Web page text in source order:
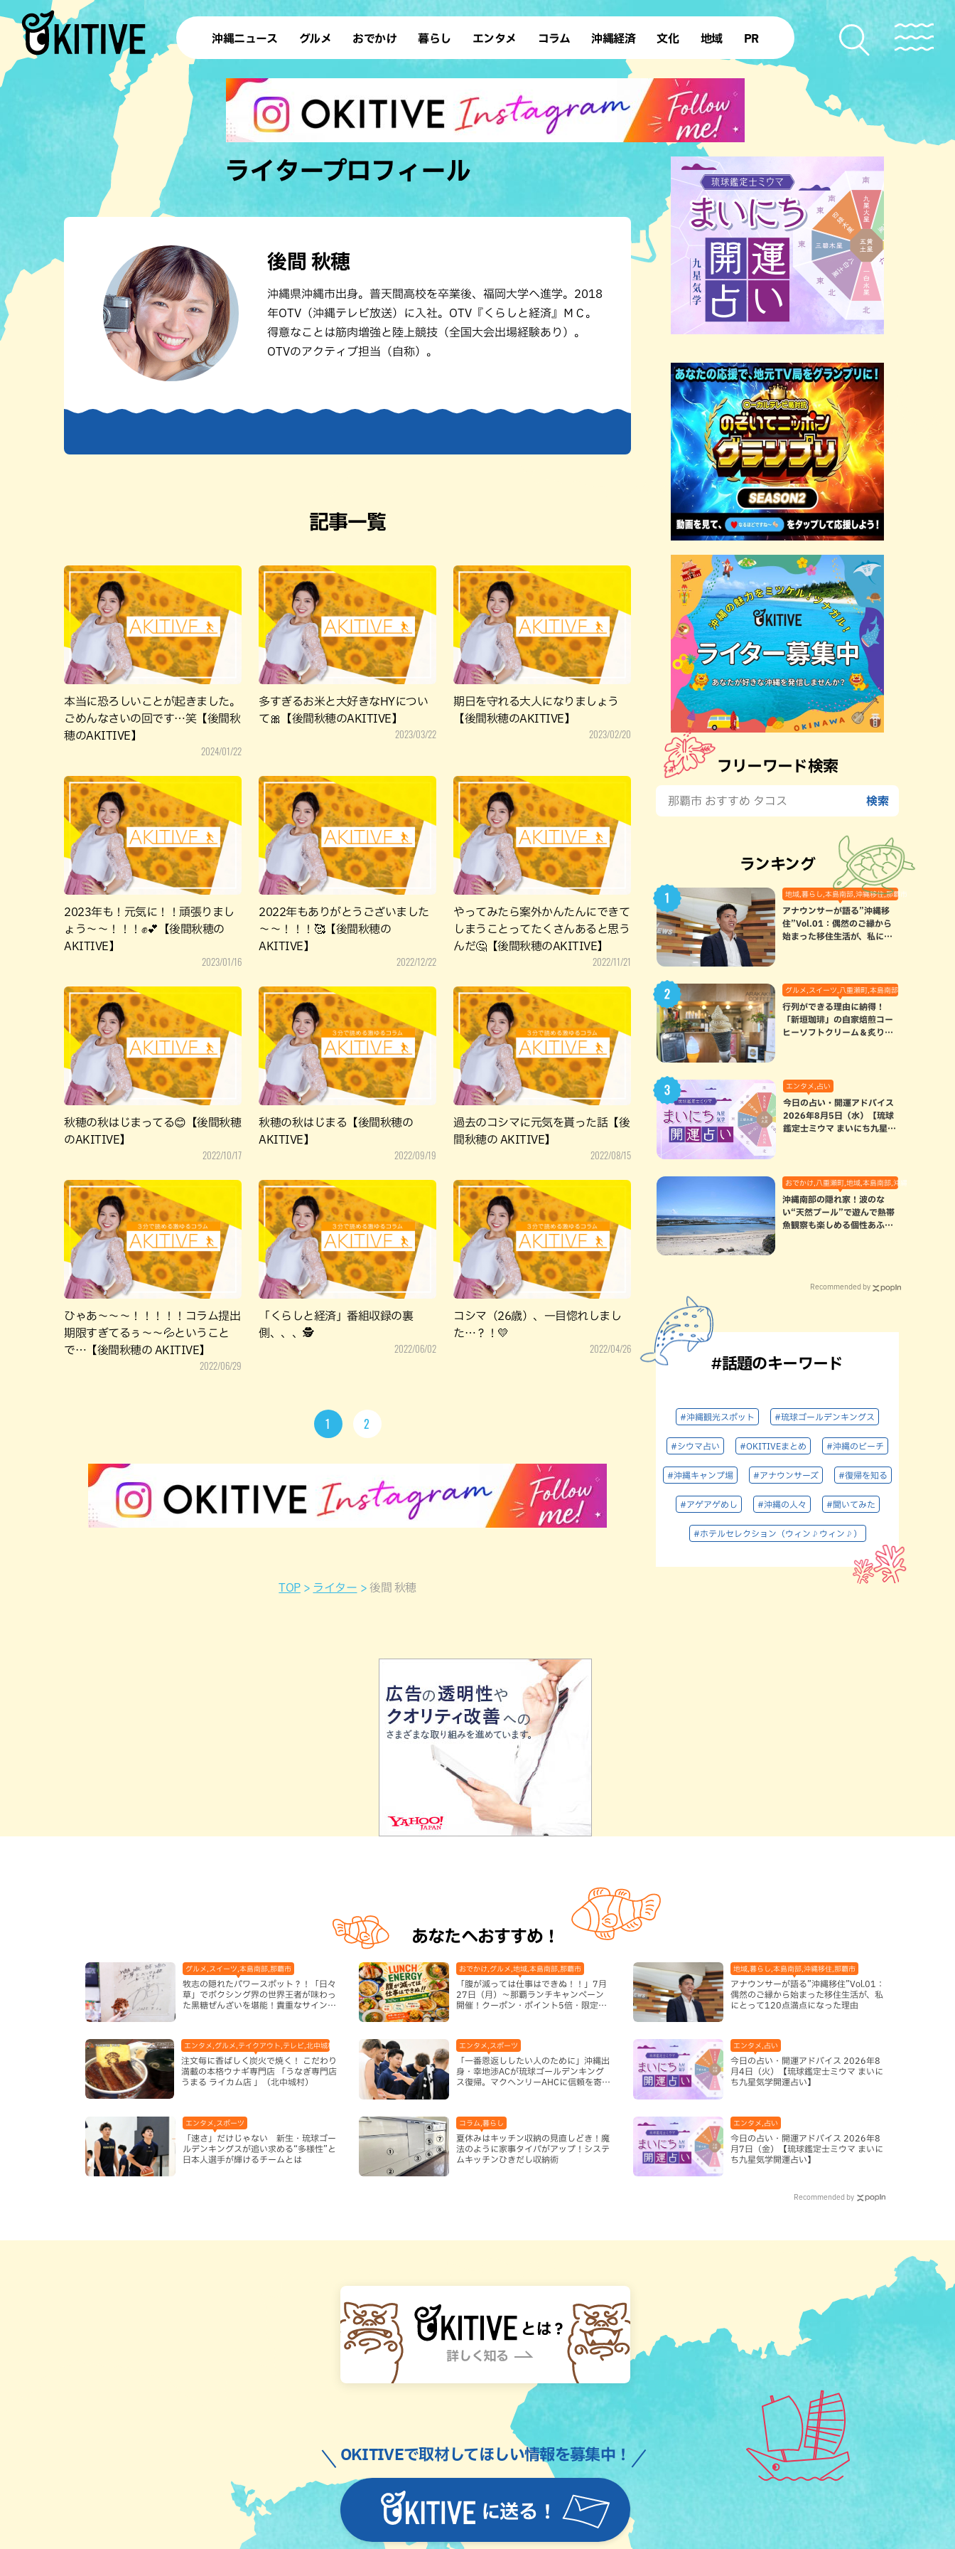
沖縄ニュース グルメ
ラーメン 沖縄そば
テイクアウト カフェ
すし・魚料理 和食・日本料理
沖縄料理 アジア・エスニック
洋食・西洋料理 フレンチ
その他の肉料理
ブッフェ・バイキング スイーツ
ハンバーガー タコス・タコライス
おでかけ
デート ドライブ
散歩 ソロ活
歴史
ショッピング ホテル
暮らし
レシピ SDGs
ファッション ローカルニュース
沖縄移住 沖縄旧暦行事
エンタメ
スポーツ 占い
タレント・芸人 テレビ
コラム 沖縄経済 文化
復帰50年
地域
本島北部
本島南部 先島諸島
北部離島
PR
ライタープロフィール
後間 秋穂
沖縄県沖縄市出身。普天間高校を卒業後、福岡大学へ進学。2018
年OTV（沖縄テレビ放送）に入社。OTV『くらしと経済』ＭＣ。
得意なことは筋肉増強と陸上競技（全国大会出場経験あり）。
OTVのアクティブ担当（自称）。
記事一覧
本当に恐ろしいことが起きました。
ごめんなさいの回です…笑【後間秋
穂のAKITIVE】
2024/01/22
多すぎるお米と大好きなHYについ
て🎀【後間秋穂のAKITIVE】
2023/03/22
期日を守れる大人になりましょう
【後間秋穂のAKITIVE】
2023/02/20
2023年も！元気に！！頑張りまし
ょう～～！！！✊💕【後間秋穂の
AKITIVE】
2023/01/16
2022年もありがとうございました
～～！！！🥰【後間秋穂の
AKITIVE】
2022/12/22
やってみたら案外かんたんにできて
しまうことってたくさんあると思う
んだ🤔【後間秋穂のAKITIVE】
2022/11/21
秋穂の秋はじまってる😊【後間秋穂
のAKITIVE】
2022/10/17
秋穂の秋はじまる【後間秋穂の
AKITIVE】
2022/09/19
過去のコシマに元気を貰った話【後
間秋穂の AKITIVE】
2022/08/15
ひゃあ～～～！！！！！コラム提出
期限すぎてるぅ～～💦ということ
で…【後間秋穂の AKITIVE】
2022/06/29
「くらしと経済」番組収録の裏
側、、、🕵
2022/06/02
コシマ（26歳）、一目惚れしまし
た…？！💛
2022/04/26
1 2
TOP ライター 後間 秋穂
フリーワード検索
ランキング
地域,暮らし,本島南部,沖縄移住,那覇市
アナウンサーが語る”沖縄移
住”Vol.01：偶然のご縁から
始まった移住生活が、私にと
グルメ,スイーツ,八重瀬町,本島南部
行列ができる理由に納得！
「新垣珈琲」の自家焙煎コー
ヒーソフトクリーム＆炙りマ
エンタメ,占い
今日の占い・開運アドバイス
2026年8月5日（水）【琉球
鑑定士ミウマ まいにち九星気
おでかけ,八重瀬町,地域,本島南部,沖縄の海,自然
沖縄南部の隠れ家！波のな
い“天然プール”で遊んで熱帯
魚観察も楽しめる個性あふれ
Recommended by
#話題のキーワード
#沖縄観光スポット #琉球ゴールデンキングス
#シウマ占い #OKITIVEまとめ #沖縄のビーチ
#沖縄キャンプ場 #アナウンサーズ #復帰を知る
#アゲアゲめし #沖縄の人々 #聞いてみた
#ホテルセレクション（ウィン♪ウィン♪）
あなたへおすすめ！
グルメ,スイーツ,本島南部,那覇市
牧志の隠れたパワースポット？！「日々
草」でボクシング界の世界王者が味わっ
た黒糖ぜんざいを堪能！貴重なサインと
おでかけ,グルメ,地域,本島南部,那覇市
「腹が減っては仕事はできぬ！！」7月
27日（月）〜那覇ランチキャンペーン
開催！クーポン・ポイント5倍・限定グ
地域,暮らし,本島南部,沖縄移住,那覇市
アナウンサーが語る”沖縄移住”Vol.01：
偶然のご縁から始まった移住生活が、私
にとって120点満点になった理由
エンタメ,グルメ,テイクアウト,テレビ,北中城村,和食・日本料理,地域,本島中部
注文毎に香ばしく炭火で焼く！ こだわり
満載の本格ウナギ専門店 「うなぎ専門店
うまる ライカム店 」（北中城村）
エンタメ,スポーツ
「一番恩返ししたい人のために」沖縄出
身・幸地渉ACが琉球ゴールデンキング
ス復帰。マクヘンリーAHCに信頼を寄せ
エンタメ,占い
今日の占い・開運アドバイス 2026年8
月4日（火）【琉球鑑定士ミウマ まいに
ち九星気学開運占い】
エンタメ,スポーツ
「速さ」だけじゃない 新生・琉球ゴー
ルデンキングスが追い求める“多様性”と
日本人選手が輝けるチームとは
コラム,暮らし
夏休みはキッチン収納の見直しどき！魔
法のように家事タイパがアップ！システ
ムキッチンひきだし収納術
エンタメ,占い
今日の占い・開運アドバイス 2026年8
月7日（金）【琉球鑑定士ミウマ まいに
ち九星気学開運占い】
Recommended by
に送る！
OKITIVEで取材してほしい情報を募集中！